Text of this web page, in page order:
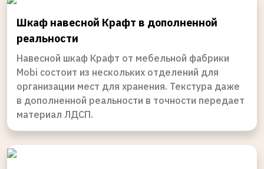
Шкаф навесной Крафт в дополненной
реальности
Навесной шкаф Крафт от мебельной фабрики
Mobi состоит из нескольких отделений для
организации мест для хранения. Текстура даже
в дополненной реальности в точности передает
материал ЛДСП.